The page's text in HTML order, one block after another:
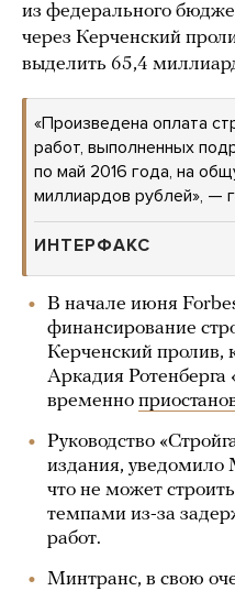
из федерального
через Керченский
выделить 65,4
«Произведена оплата
работ, выполненных
по май 2016 года, на
миллиардов рублей», —
ИНТЕРФАКС
В начале июня
финансирование
Керченский пролив,
Аркадия Ротенберга
временно
Руководство
издания, уведомило
что не может
темпами из-за
работ.
Минтранс, в свою